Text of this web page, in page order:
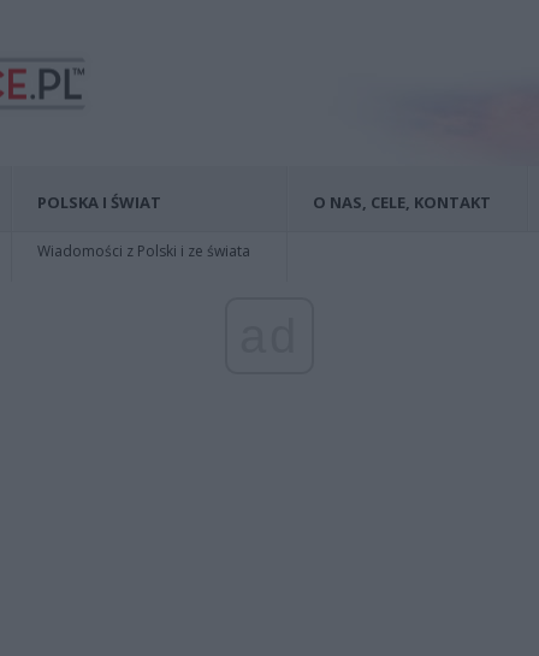
POLSKA I ŚWIAT
Wiadomości z Polski i ze świata
O NAS, CELE, KONTAKT